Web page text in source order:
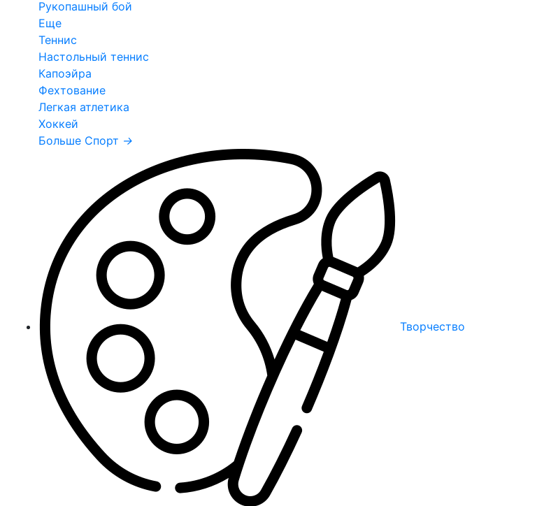
Рукопашный бой
Еще
Теннис
Настольный теннис
Капоэйра
Фехтование
Легкая атлетика
Хоккей
Больше Спорт →
Творчество